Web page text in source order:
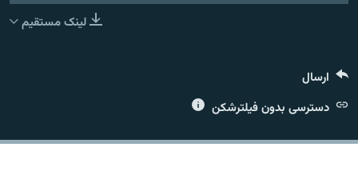
لینک مستقیم
ارسال
دسترسی بدون فیلترشکن